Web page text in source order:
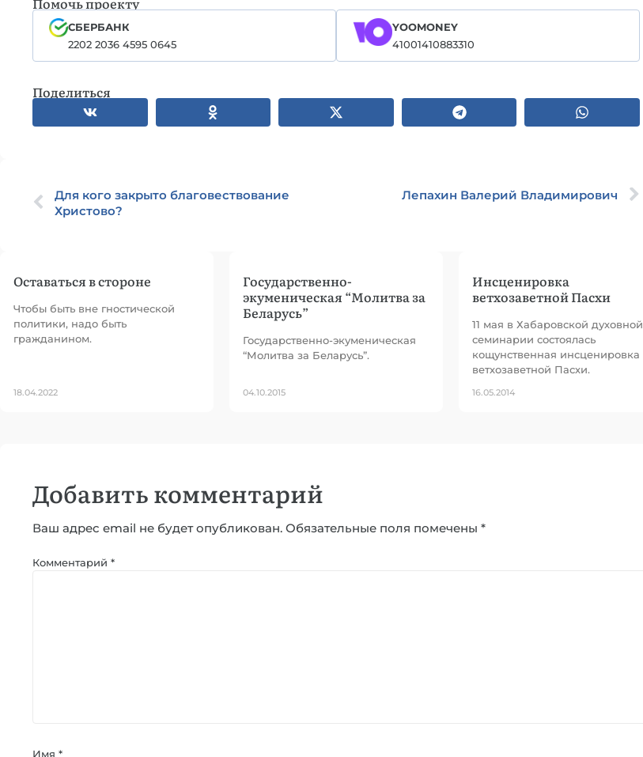
СБЕРБАНК
2202 2036 4595 0645
YOOMONEY
41001410883310
Поделиться
Для кого закрыто благовествование
Христово?
Лепахин Валерий Владимирович
Оставаться в стороне
Чтобы быть вне гностической
политики, надо быть
гражданином.
18.04.2022
Государственно-
экуменическая “Молитва за
Беларусь”
Государственно-экуменическая
“Молитва за Беларусь”.
04.10.2015
Инсценировка
ветхозаветной Пасхи
11 мая в Хабаровской духовной
семинарии состоялась
кощунственная инсценировка
ветхозаветной Пасхи.
16.05.2014
Добавить комментарий
Ваш адрес email не будет опубликован. Обязательные поля помечены *
Комментарий *
Имя *